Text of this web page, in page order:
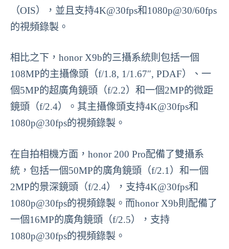
（OIS），並且支持4K@30fps和1080p@30/60fps
的視頻錄製。
相比之下，honor X9b的三攝系統則包括一個
108MP的主攝像頭（f/1.8, 1/1.67″, PDAF）、一
個5MP的超廣角鏡頭（f/2.2）和一個2MP的微距
鏡頭（f/2.4）。其主攝像頭支持4K@30fps和
1080p@30fps的視頻錄製。
在自拍相機方面，honor 200 Pro配備了雙攝系
統，包括一個50MP的廣角鏡頭（f/2.1）和一個
2MP的景深鏡頭（f/2.4），支持4K@30fps和
1080p@30fps的視頻錄製。而honor X9b則配備了
一個16MP的廣角鏡頭（f/2.5），支持
1080p@30fps的視頻錄製。